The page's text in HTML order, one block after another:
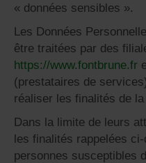
« données sensibles ».
Les Données
être traitées par des
https://www.fontbrune.fr
(prestataires de
réaliser les finalités de
Dans la limite de leurs
les finalités rappelées
personnes susceptibles